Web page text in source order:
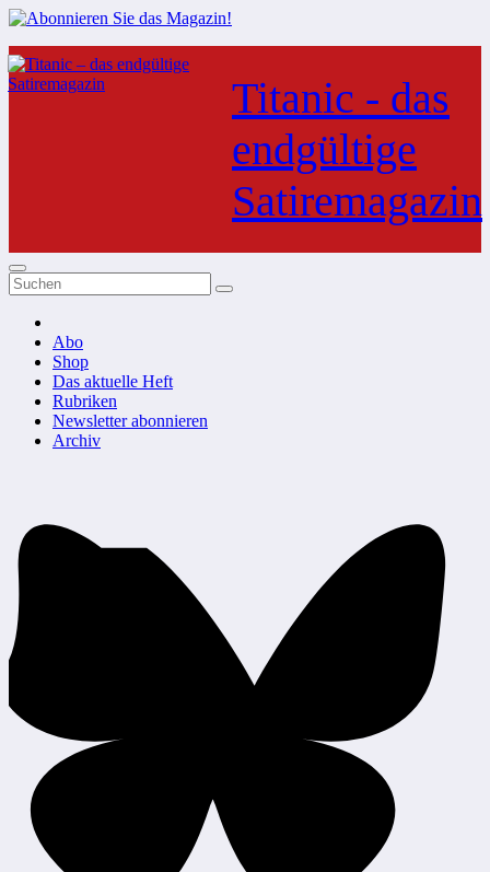
Zum
Inhalt
springen
Titanic - das
endgültige
Satiremagazin
Abo
Shop
Das aktuelle Heft
Rubriken
Newsletter abonnieren
Archiv